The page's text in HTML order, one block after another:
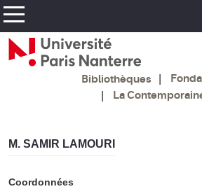
Bibliothèques
La
M. SAMIR LAMOURI
Coordonnées